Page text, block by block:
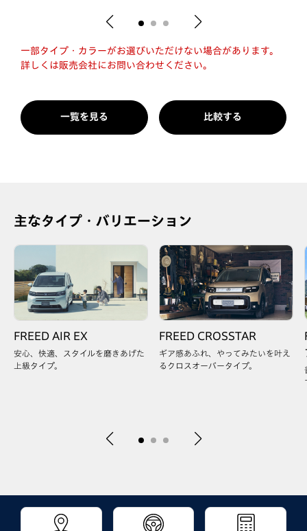
一部タイプ・カラーがお選びいただけない場合があります。
詳しくは販売会社にお問い合わせください。
一覧を見る 比較する
主なタイプ・バリエーション
FREED AIR EX
安心、快適、スタイルを磨きあげた
上級タイプ。
FREED CROSSTAR
ギア感あふれ、やってみたいを叶え
るクロスオーバータイプ。